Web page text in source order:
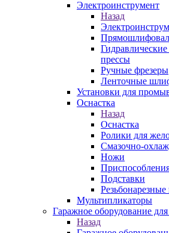
Электроинструмент
Назад
прессы
Ручные фрезеры
Ленточные
Установки для
Оснастка
Назад
Оснастка
Ролики для
Смазочно-
Ножи
Подставки
Резьбонарезные
Мультипликаторы
Гаражное оборудование для
Назад